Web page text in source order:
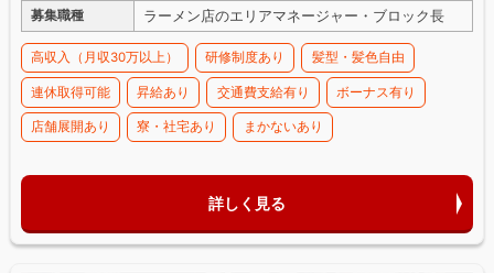
募集職種 ラーメン店のエリアマネージャー・ブロック長
高収入（月収30万以上） 研修制度あり 髪型・髪色自由
連休取得可能 昇給あり 交通費支給有り ボーナス有り
店舗展開あり 寮・社宅あり まかないあり
詳しく見る